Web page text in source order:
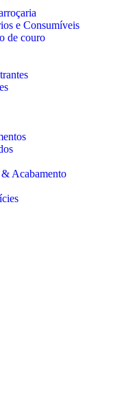
e Consumíveis
de couro
& Acabamento